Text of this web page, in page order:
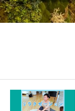
アイテム
アクセス